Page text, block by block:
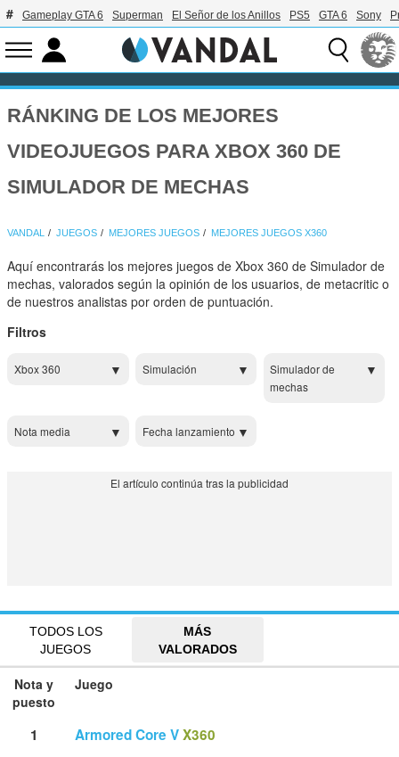
Gameplay GTA 6 Superman El Señor de los Anillos PS5 GTA 6 Sony
RÁNKING DE LOS MEJORES
VIDEOJUEGOS PARA XBOX 360 DE
SIMULADOR DE MECHAS
VANDAL JUEGOS MEJORES JUEGOS MEJORES JUEGOS X360
Aquí encontrarás los mejores juegos de Xbox 360 de Simulador de
mechas, valorados según la opinión de los usuarios, de metacritic o
de nuestros analistas por orden de puntuación.
Filtros
Xbox 360 Simulación
Simulador de
mechas
Nota media Fecha lanzamiento
TODOS LOS
JUEGOS
MÁS
VALORADOS
Nota y
puesto
Juego
1 Armored Core VX360